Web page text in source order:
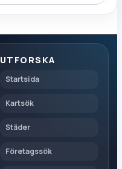
UTFORSKA
Startsida
Kartsök
Städer
Företagssök